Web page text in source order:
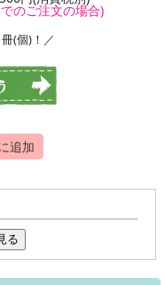
のご注文の場合)
(個)！／
追加
る